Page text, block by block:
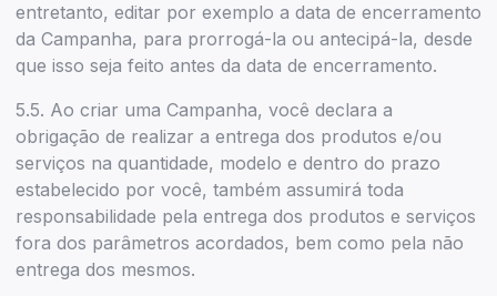
entretanto, editar por exemplo a data de encerramento
da Campanha, para prorrogá-la ou antecipá-la, desde
que isso seja feito antes da data de encerramento.
5.5. Ao criar uma Campanha, você declara a
obrigação de realizar a entrega dos produtos e/ou
serviços na quantidade, modelo e dentro do prazo
estabelecido por você, também assumirá toda
responsabilidade pela entrega dos produtos e serviços
fora dos parâmetros acordados, bem como pela não
entrega dos mesmos.